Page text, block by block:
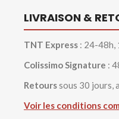
LIVRAISON &
TNT Express : 24-48h,
Colissimo Signature :
Retourssous 30 jours,
Voir les conditions